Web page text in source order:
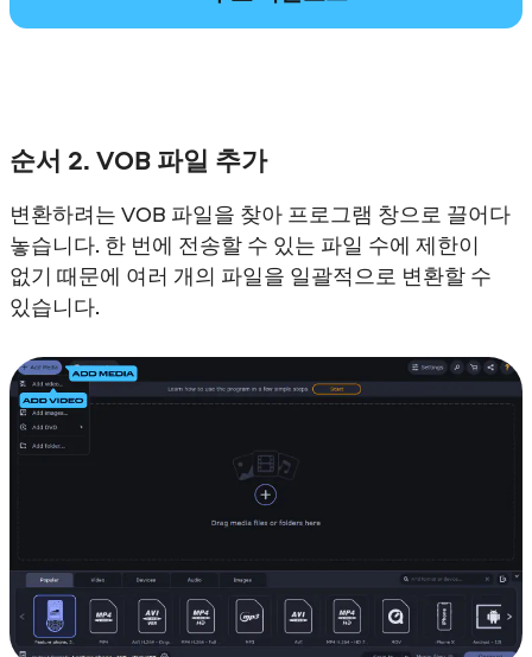
순서 2. VOB 파일 추가
변환하려는 VOB 파일을 찾아 프로그램 창으로 끌어다
놓습니다. 한 번에 전송할 수 있는 파일 수에 제한이
없기 때문에 여러 개의 파일을 일괄적으로 변환할 수
있습니다.